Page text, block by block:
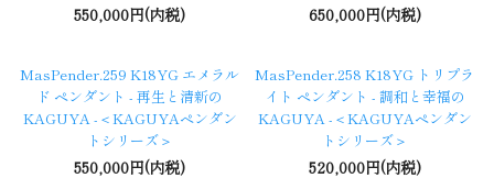
550,000円(内税) 650,000円(内税)
MasPender.259 K18YG エメラル
ド ペンダント - 再生と清新の
KAGUYA -＜KAGUYAペンダン
トシリーズ＞
550,000円(内税)
MasPender.258 K18YG トリプラ
イト ペンダント - 調和と幸福の
KAGUYA -＜KAGUYAペンダン
トシリーズ＞
520,000円(内税)